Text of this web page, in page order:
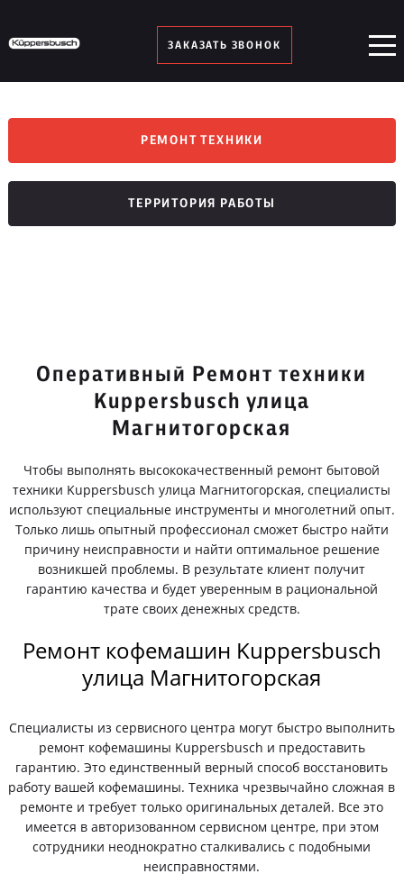
ЗАКАЗАТЬ ЗВОНОК
РЕМОНТ ТЕХНИКИ
ТЕРРИТОРИЯ РАБОТЫ
Оперативный Ремонт техники
Kuppersbusch улица
Магнитогорская
Чтобы выполнять высококачественный ремонт бытовой
техники Kuppersbusch улица Магнитогорская, специалисты
используют специальные инструменты и многолетний опыт.
Только лишь опытный профессионал сможет быстро найти
причину неисправности и найти оптимальное решение
возникшей проблемы. В результате клиент получит
гарантию качества и будет уверенным в рациональной
трате своих денежных средств.
Ремонт кофемашин Kuppersbusch
улица Магнитогорская
Специалисты из сервисного центра могут быстро выполнить
ремонт кофемашины Kuppersbusch и предоставить
гарантию. Это единственный верный способ восстановить
работу вашей кофемашины. Техника чрезвычайно сложная в
ремонте и требует только оригинальных деталей. Все это
имеется в авторизованном сервисном центре, при этом
сотрудники неоднократно сталкивались с подобными
неисправностями.